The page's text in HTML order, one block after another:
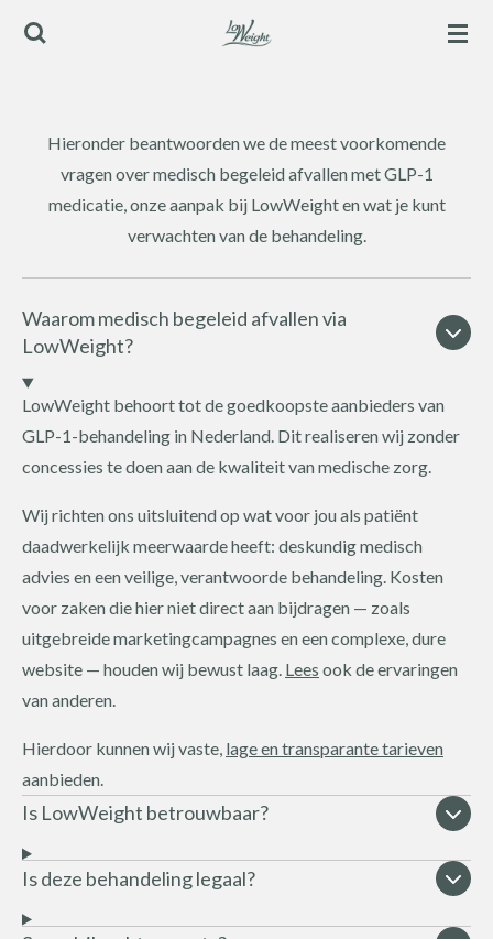
Ga
hoofdinhoud
Hieronder beantwoorden we de meest voorkomende
vragen over medisch begeleid afvallen met GLP-1
medicatie, onze aanpak bij LowWeight en wat je kunt
verwachten van de behandeling.
Waarom medisch begeleid afvallen via
LowWeight?
LowWeight behoort tot de goedkoopste aanbieders van
GLP-1-behandeling in Nederland. Dit realiseren wij zonder
concessies te doen aan de kwaliteit van medische zorg.
Wij richten ons uitsluitend op wat voor jou als patiënt
daadwerkelijk meerwaarde heeft: deskundig medisch
advies en een veilige, verantwoorde behandeling. Kosten
voor zaken die hier niet direct aan bijdragen — zoals
uitgebreide marketingcampagnes en een complexe, dure
website — houden wij bewust laag. Lees ook de ervaringen
van anderen.
Hierdoor kunnen wij vaste, lage en transparante tarieven
aanbieden.
Is LowWeight betrouwbaar?
Is deze behandeling legaal?